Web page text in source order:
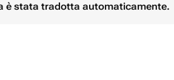
è stata tradotta automaticamente.